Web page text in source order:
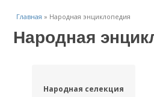
Главная » Народная энциклопедия
Народная
Народная селекция